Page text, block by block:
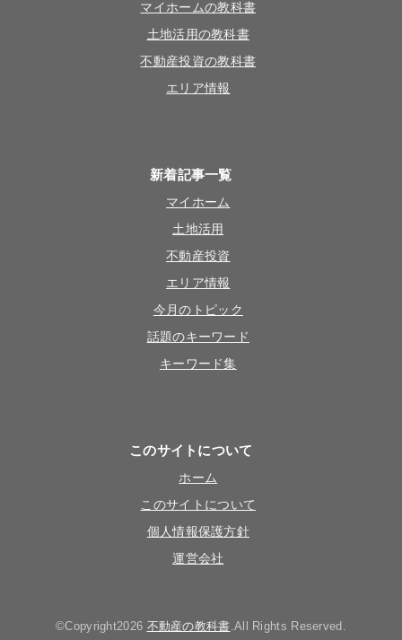
マイホームの教科書
土地活用の教科書
不動産投資の教科書
エリア情報
新着記事一覧
マイホーム
土地活用
不動産投資
エリア情報
今月のトピック
話題のキーワード
キーワード集
このサイトについて
ホーム
このサイトについて
個人情報保護方針
運営会社
©Copyright2026 不動産の教科書.All Rights Reserved.